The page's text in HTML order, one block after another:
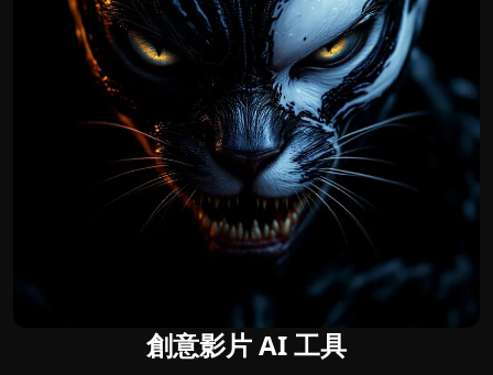
創意影片 AI 工具